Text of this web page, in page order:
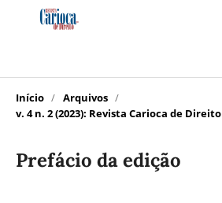
Início / Arquivos /
v. 4 n. 2 (2023): Revista Carioca de Direito
Prefácio da edição